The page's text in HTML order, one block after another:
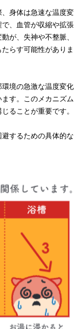
身体は急速な温度変
、血管が収縮や拡張
が、失神や不整脈、
らす可能性がありま
境の急激な温度変化
す。このメカニズム
ることが重要です。
するための具体的な